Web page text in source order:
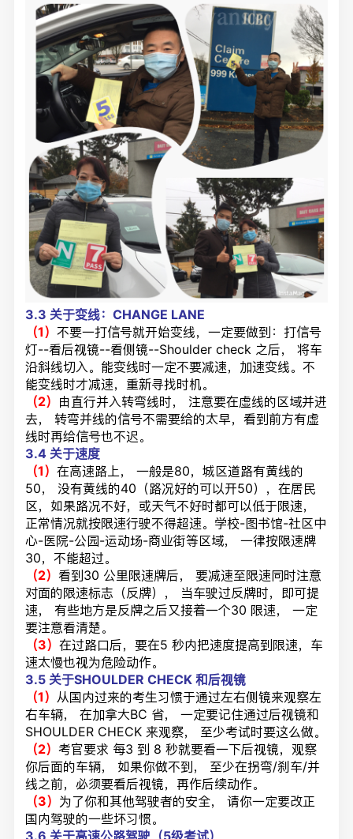
3.3关于变线：CHANGE LANE
（1）不要一打信号就开始变线，一定要做到：打信号
灯--看后视镜--看侧镜--Shoulder check 之后， 将车
沿斜线切入。能变线时一定不要减速，加速变线。不
能变线时才减速，重新寻找时机。
（2） 由直行并入转弯线时， 注意要在虚线的区域并进
去， 转弯并线的信号不需要给的太早，看到前方有虚
线时再给信号也不迟。
3.4关于速度
（1）在高速路上， 一般是80，城区道路有黄线的
50， 没有黄线的40（路况好的可以开50），在居民
区，如果路况不好，或天气不好时都可以低于限速，
正常情况就按限速行驶不得超速。学校-图书馆-社区中
心-医院-公园-运动场-商业街等区域， 一律按限速牌
30，不能超过。
（2）看到30 公里限速牌后， 要减速至限速同时注意
对面的限速标志（反牌）， 当车驶过反牌时，即可提
速， 有些地方是反牌之后又接着一个30 限速， 一定
要注意看清楚。
（3）在过路口后，要在5 秒内把速度提高到限速，车
速太慢也视为危险动作。
3.5关于SHOULDER CHECK 和后视镜
（1） 从国内过来的考生习惯于通过左右侧镜来观察左
右车辆， 在加拿大BC 省， 一定要记住通过后视镜和
SHOULDER CHECK 来观察， 至少考试时要这么做。
（2）考官要求 每3 到 8 秒就要看一下后视镜，观察
你后面的车辆， 如果你做不到， 至少在拐弯/刹车/并
线之前，必须要看后视镜，再作后续动作。
（3） 为了你和其他驾驶者的安全， 请你一定要改正
国内驾驶的一些坏习惯。